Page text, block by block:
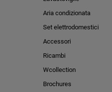
Aria condizionata
Set elettrodomestici
Accessori
Ricambi
Wcollection
Brochures